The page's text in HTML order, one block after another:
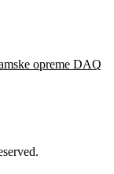
opreme DAQ